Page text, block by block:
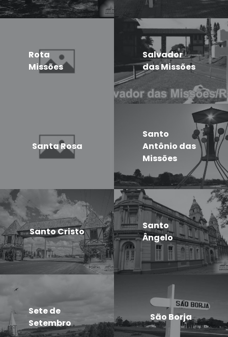
Rota
Missões
Salvador
das Missões
Santa Rosa
Santo
Antônio das
Missões
Santo Cristo
Santo
Ângelo
Sete de
Setembro
São Borja